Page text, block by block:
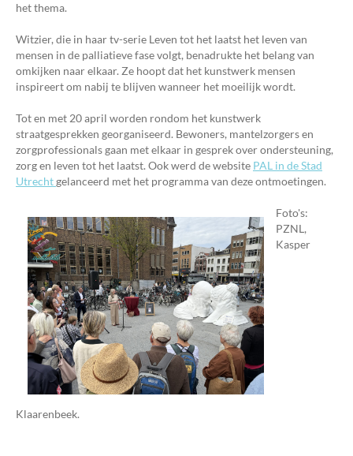
het thema.
Witzier, die in haar tv-serie Leven tot het laatst het leven van
mensen in de palliatieve fase volgt, benadrukte het belang van
omkijken naar elkaar. Ze hoopt dat het kunstwerk mensen
inspireert om nabij te blijven wanneer het moeilijk wordt.
Tot en met 20 april worden rondom het kunstwerk
straatgesprekken georganiseerd. Bewoners, mantelzorgers en
zorgprofessionals gaan met elkaar in gesprek over ondersteuning,
zorg en leven tot het laatst. Ook werd de website PAL in de Stad
Utrechtgelanceerd met het programma van deze ontmoetingen.
Foto's:
PZNL,
Kasper
Klaarenbeek.